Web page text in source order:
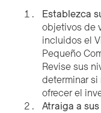
Establezca
objetivos de
incluidos el
Pequeño
Revise sus
determinar
ofrecer el
Atraiga a